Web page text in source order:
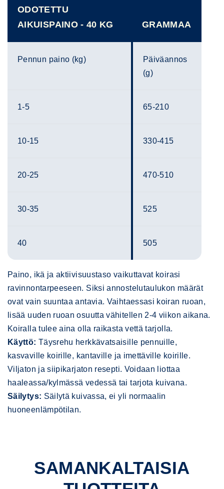
ODOTETTU
AIKUISPAINO - 40 KG
GRAMMAA
Pennun paino (kg)
Päiväannos
(g)
1-5 65-210
10-15 330-415
20-25 470-510
30-35 525
40 505
Paino, ikä ja aktiivisuustaso vaikuttavat koirasi
ravinnontarpeeseen. Siksi annostelutaulukon määrät
ovat vain suuntaa antavia. Vaihtaessasi koiran ruoan,
lisää uuden ruoan osuutta vähitellen 2-4 viikon aikana.
Koiralla tulee aina olla raikasta vettä tarjolla.
Käyttö: Täysrehu herkkävatsaisille pennuille,
kasvaville koirille, kantaville ja imettäville koirille.
Viljaton ja siipikarjaton resepti. Voidaan liottaa
haaleassa/kylmässä vedessä tai tarjota kuivana.
Säilytys: Säilytä kuivassa, ei yli normaalin
huoneenlämpötilan.
SAMANKALTAISIA